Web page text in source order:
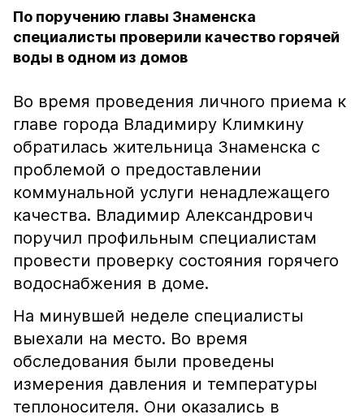
По поручению главы Знаменска
специалисты проверили качество горячей
воды в одном из домов
Во время проведения личного приема к
главе города Владимиру Климкину
обратилась жительница Знаменска с
проблемой о предоставлении
коммунальной услуги ненадлежащего
качества. Владимир Александрович
поручил профильным специалистам
провести проверку состояния горячего
водоснабжения в доме.
На минувшей неделе специалисты
выехали на место. Во время
обследования были проведены
измерения давления и температуры
теплоносителя. Они оказались в